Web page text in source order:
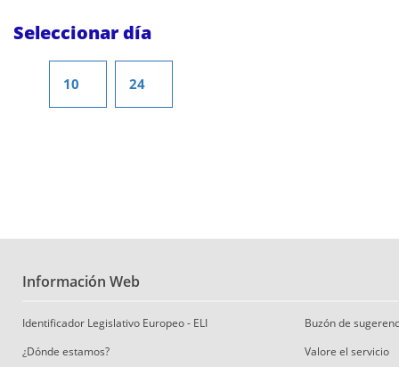
Seleccionar día
10 24
Información Web
Identificador Legislativo Europeo - ELI
¿Dónde estamos?
Buzón de
Valore el servicio